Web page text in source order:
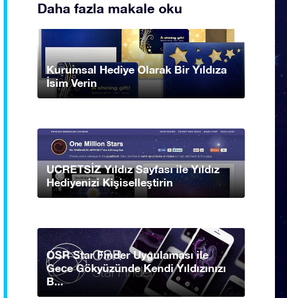
Daha fazla makale oku
Kurumsal Hediye Olarak Bir Yıldıza
İsim Verin
UCRETSİZ Yıldız Sayfası ile Yıldız
Hediyenizi Kişiselleştirin
OSR Star Finder Uygulaması ile
Gece Gökyüzünde Kendi Yıldızınızı
B...